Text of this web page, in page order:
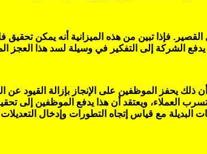
فإذا تبين من هذه الميزانية أنه يمكن
الشركة إلى التفكير في وسيلة لسد هذا العجز
ذلك يحفز الموظفين على الإنجاز بإزالة القيود عن
العملاء، ويعتقد أن هذا يدفع الموظفين إلى
مع قياس إتجاه التطورات وإدخال